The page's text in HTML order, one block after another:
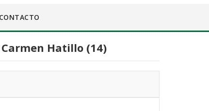
CONTACTO
Hatillo (14)